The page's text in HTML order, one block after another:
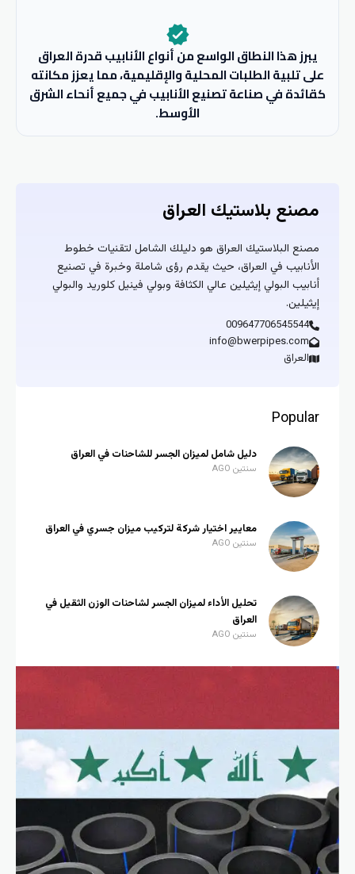
verified
يبرز هذا النطاق الواسع من أنواع الأنابيب قدرة العراق
على تلبية الطلبات المحلية والإقليمية، مما يعزز مكانته
كقائدة في صناعة تصنيع الأنابيب في جميع أنحاء الشرق
الأوسط.
مصنع بلاستيك العراق
مصنع البلاستيك العراق هو دليلك الشامل لتقنيات خطوط
الأنابيب في العراق، حيث يقدم رؤى شاملة وخبرة في تصنيع
أنابيب البولي إيثيلين عالي الكثافة وبولي فينيل كلوريد والبولي
إيثيلين.
009647706545544
info@bwerpipes.com
العراق
Popular
دليل شامل لميزان الجسر للشاحنات في العراق
سنتين AGO
معايير اختيار شركة لتركيب ميزان جسري في العراق
سنتين AGO
تحليل الأداء لميزان الجسر لشاحنات الوزن الثقيل في
العراق
سنتين AGO